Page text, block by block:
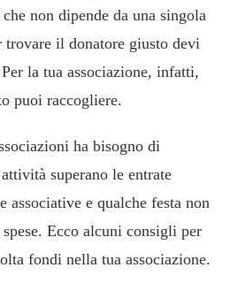
non dipende da una singola
trovare il donatore giusto devi
la tua associazione, infatti,
puoi raccogliere.
ha bisogno di
superano le entrate
associative e qualche festa non
Ecco alcuni consigli per
fondi nella tua associazione.